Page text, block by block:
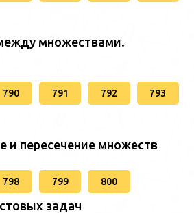
множествами.
790 791 792 793
и пересечение множеств
798 799 800
задач